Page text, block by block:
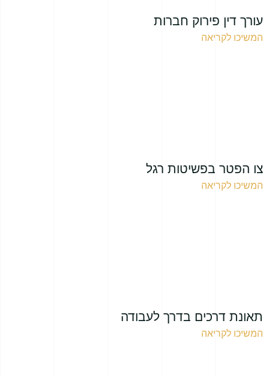
עורך דין פירוק חברות
המשיכו לקריאה
צו הפטר בפשיטות רגל
המשיכו לקריאה
תאונת דרכים בדרך לעבודה
המשיכו לקריאה